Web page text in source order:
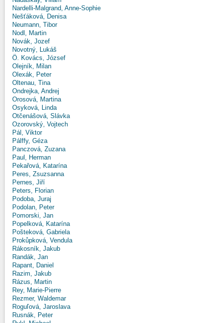
Nardelli-Malgrand, Anne-Sophie
Nešťáková, Denisa
Neumann, Tibor
Nodl, Martin
Novák, Jozef
Novotný, Lukáš
Ö. Kovács, József
Olejník, Milan
Olexák, Peter
Oltenau, Tina
Ondrejka, Andrej
Orosová, Martina
Osyková, Linda
Otčenášová, Slávka
Ozorovský, Vojtech
Pál, Viktor
Pálffy, Géza
Panczová, Zuzana
Paul, Herman
Pekařová, Katarína
Peres, Zsuzsanna
Pernes, Jiří
Peters, Florian
Podoba, Juraj
Podolan, Peter
Pomorski, Jan
Popelková, Katarína
Pošteková, Gabriela
Prokůpková, Vendula
Rákosník, Jakub
Randák, Jan
Rapant, Daniel
Razim, Jakub
Rázus, Martin
Rey, Marie-Pierre
Rezmer, Waldemar
Roguľová, Jaroslava
Rusnák, Peter